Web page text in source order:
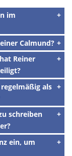
im
Calmund?
Reiner
als
schreiben
ein, um